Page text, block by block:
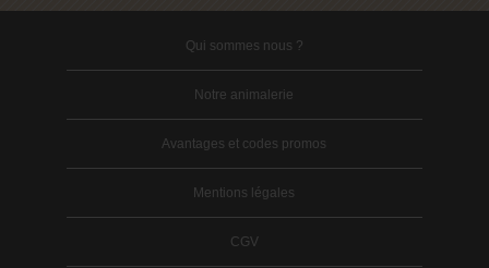
Qui sommes nous ?
Notre animalerie
Avantages et codes promos
Mentions légales
CGV